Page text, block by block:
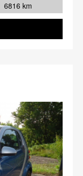
6816 km